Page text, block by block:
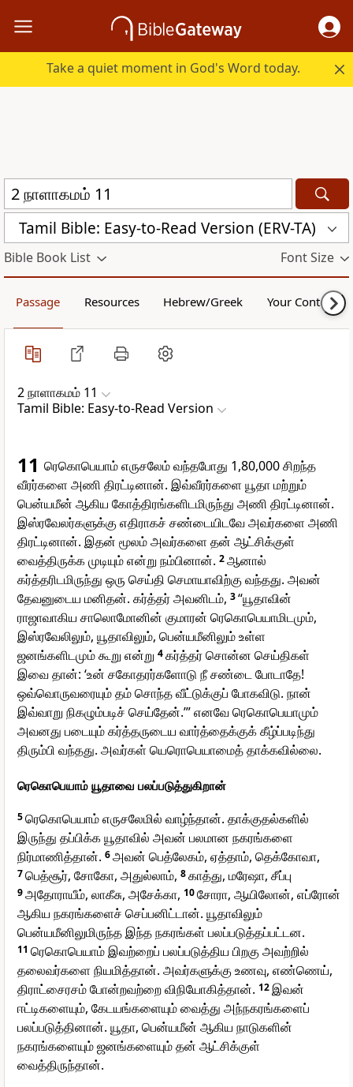
Take a quiet moment in God's Word today.
Tamil Bible: Easy-to-Read Version (ERV-TA)
Bible Book List Font Size
Passage Resources Hebrew/Greek Your Content
2 நாளாகமம் 11
Tamil Bible: Easy-to-Read Version
11 ரெகொபெயாம் எருசலேம் வந்தபோது 1,80,000 சிறந்த
வீரர்களை அணி திரட்டினான். இவ்வீரர்களை யூதா மற்றும்
பென்யமீன் ஆகிய கோத்திரங்களிடமிருந்து அணி திரட்டினான்.
இஸ்ரவேலர்களுக்கு எதிராகச் சண்டையிடவே அவர்களை அணி
திரட்டினான். இதன் மூலம் அவர்களை தன் ஆட்சிக்குள்
வைத்திருக்க முடியும் என்று நம்பினான். 2ஆனால்
கர்த்தரிடமிருந்து ஒரு செய்தி செமாயாவிற்கு வந்தது. அவன்
தேவனுடைய மனிதன். கர்த்தர் அவனிடம், 3“யூதாவின்
ராஜாவாகிய சாலொமோனின் குமாரன் ரெகொபெயாமிடமும்,
இஸ்ரவேலிலும், யூதாவிலும், பென்யமீனிலும் உள்ள
ஜனங்களிடமும் கூறு என்று 4கர்த்தர் சொன்ன செய்திகள்
இவை தான்: ‘உன் சகோதரர்களோடு நீ சண்டை போடாதே!
ஒவ்வொருவரையும் தம் சொந்த வீட்டுக்குப் போகவிடு. நான்
இவ்வாறு நிகழும்படிச் செய்தேன்.’” எனவே ரெகொபெயாமும்
அவனது படையும் கர்த்தருடைய வார்த்தைக்குக் கீழ்ப்படிந்து
திரும்பி வந்தது. அவர்கள் யெரொபெயாமைத் தாக்கவில்லை.
ரெகொபெயாம் யூதாவை பலப்படுத்துகிறான்
5ரெகொபெயாம் எருசலேமில் வாழ்ந்தான். தாக்குதல்களில்
இருந்து தப்பிக்க யூதாவில் அவன் பலமான நகரங்களை
நிர்மாணித்தான். 6அவன் பெத்லேகம், ஏத்தாம், தெக்கோவா,
7பெத்சூர், சோகோ, அதுல்லாம், 8காத்து, மரேஷா, சீப்பு
9அதோராயீம், லாகீசு, அசேக்கா, 10சோரா, ஆயிலோன், எப்ரோன்
ஆகிய நகரங்களைச் செப்பனிட்டான். யூதாவிலும்
பென்யமீனிலுமிருந்த இந்த நகரங்கள் பலப்படுத்தப்பட்டன.
11 ரெகொபெயாம் இவற்றைப் பலப்படுத்திய பிறகு அவற்றில்
தலைவர்களை நியமித்தான். அவர்களுக்கு உணவு, எண்ணெய்,
திராட்சைரசம் போன்றவற்றை விநியோகித்தான். 12இவன்
ஈட்டிகளையும், கேடயங்களையும் வைத்து அந்நகரங்களைப்
பலப்படுத்தினான். யூதா, பென்யமீன் ஆகிய நாடுகளின்
நகரங்களையும் ஜனங்களையும் தன் ஆட்சிக்குள்
வைத்திருந்தான்.